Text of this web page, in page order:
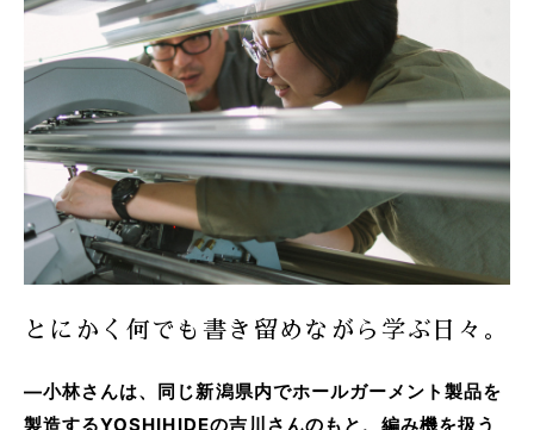
とにかく何でも書き留めながら学ぶ日々。
―小林さんは、同じ新潟県内でホールガーメント製品を
製造するYOSHIHIDEの吉川さんのもと、編み機を扱う